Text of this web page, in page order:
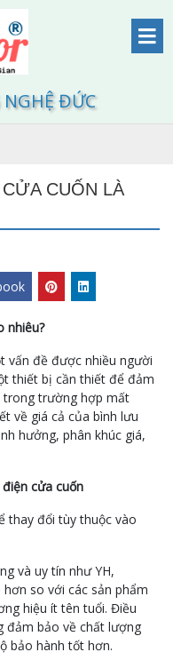
NGHỆ ĐỨC
CUỐN LÀ
nhiêu?
vấn đề được nhiều người
thiết bị cần thiết để đảm
trong trường hợp mất
về giá cả của bình lưu
hưởng, phân khúc giá,
cửa cuốn
thay đổi tùy thuộc vào
và uy tín như YH,
so với các sản phẩm
hiệu ít tên tuổi. Điều
đảm bảo về chất lượng
bảo hành tốt hơn.